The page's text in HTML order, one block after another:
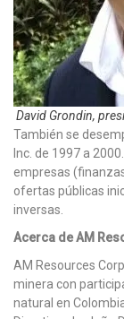
David Grondin,
También se
Inc. de 1997 a
empresas
ofertas públicas
inversas.
Acerca de AM
AM Resources
minera con
natural en